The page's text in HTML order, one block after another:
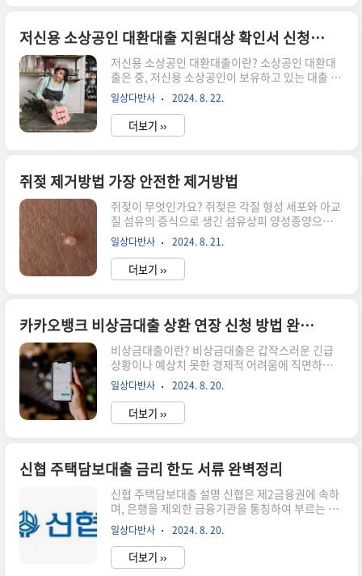
은하게 피어나는 봉선화 매력을 느껴볼 수 있습니
다.기간 : 2024.08.03 ~ 2024.09.08장소 : 율봄식
물원 농산물 체험장요금 : 1인 5000원(소인, 대인
공통) / 체험비 별도 발생할 수 있습니다.주최처 :
율봄 식물원(율봄농업예술원)휴애리 유럽 수국축
제 제주도 서귀포시 남원읍 신례동로에 위치한..
저신용 소상공인 대환대출 지원대상 확인서 신청방법 총정리
저신용 소상공인 대환대출이란? 소상공인 대환대
출은 중, 저신용 소상공인이 보유하고 있는 대출 중
성실 상환 중이면서 은행권이나 비은행권의 고금리
대출을 보유하고 있거나 또는 만기 연장 애로가 있
는 은행권 대출을 보유하고 있는 자를 대상으로 하
는 대출 상품입니다. 이자부담 감소와 상환기간 연
합니다. 이는 자금 조달에 유용하며 재무 상황을 개
선하는데 도움을 줍니다. 그러나 대환대출을 이용
하면 추가적인 이자 부담이 발생할 수 있으며, 신용
등급이 하락할 수 있습니다. 따라서 상환능력을 고
려하여 신중하게 대환대출을 결정해야 합니다. 소
상공인 대환대출 지원대상 확인서란? 소상공인 대
환대출 지원대상 확인서는 소상공인 대환대출..
일상다반사 2024. 8. 22.
더보기 ››
쥐젖 제거방법 가장 안전한 제거방법
쥐젖이 무엇인가요? 쥐젖은 각질 형성 세포와 아교
질 섬유의 증식으로 생긴 섬유상피 양성종양으로,
그 크기는 1밀리미터에서 수 센티미터까지 다양하
며 말랑말랑한 폴립 모양입니다. 일반적으로 갈색,
검은색 또는 흰색의 작은 혹처럼 보이는 것으로, 주
로 목, 겨드랑이, 가슴, 눈꺼풀, 배, 등, 팔, 다리 등
우가 많습니다. 쥐젖은 여러 개가 같이 생길 수 있지
만 감염에 의한 것은 아니며 다른 사람에게 옮기지
않습니다. 물사마귀와는 겉보기에는 얼핏 비슷해
보일 수 있지만 물사마귀는 바이러스에 감염되어
생긴 것이므로 연성 섬유종과는 다릅니다. 대부분
불명이나, 당뇨병이나 임신과 연관되어 생길 수도
있고, 비만증이 있는 여..
일상다반사 2024. 8. 21.
더보기 ››
카카오뱅크 비상금대출 상환 연장 신청 방법 완벽정리
비상금대출이란? 비상금대출은 갑작스러운 긴급
상황이나 예상치 못한 경제적 어려움에 직면하는
등 비상시 급하게 필요한 자금을 확보할 수 있도록
도와주는 대출 상품입니다. 은행 영업점 방문 없이
모바일 앱 등 비대면으로 신청할 수 있고, 실행까지
비교적 빠른 편에 속하기에 급한 상황에서 선택지
습니다. 진짜 많이 대출해 주는 곳은 몇천만 원도 해
줍니다. 카카오뱅크 비상금대출이란? 카카오뱅크
비상금대출은 카카오뱅크에서 제공하는 대출 상품
중 하나로, 모바일 앱을 통해서만 신청할 수 있습니
다. 카카오뱅크 비상금대출 신청방법은 무엇일까
요?카카오뱅크 앱을 설치한 다음아래에 있는 메뉴
중에 [상품/서비스]를 누른 다..
일상다반사 2024. 8. 20.
더보기 ››
신협 주택담보대출 금리 한도 서류 완벽정리
신협 주택담보대출 설명 신협은 제2금융권에 속하
며, 은행을 제외한 금융기관을 통칭하여 부르는 명
칭입니다. 신협은 상호금융 가운데서 ITV 영향을
적게 받으며 금리 인하까지 시행하고 있는 상품을
보유하고 있습니다. 제1금융권을 이용하시기 어려
운 분들이나 저축은행을 찾고 계신 분들이 이용하
일상다반사 2024. 8. 20.
더보기 ››